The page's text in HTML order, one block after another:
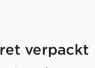
verpackt